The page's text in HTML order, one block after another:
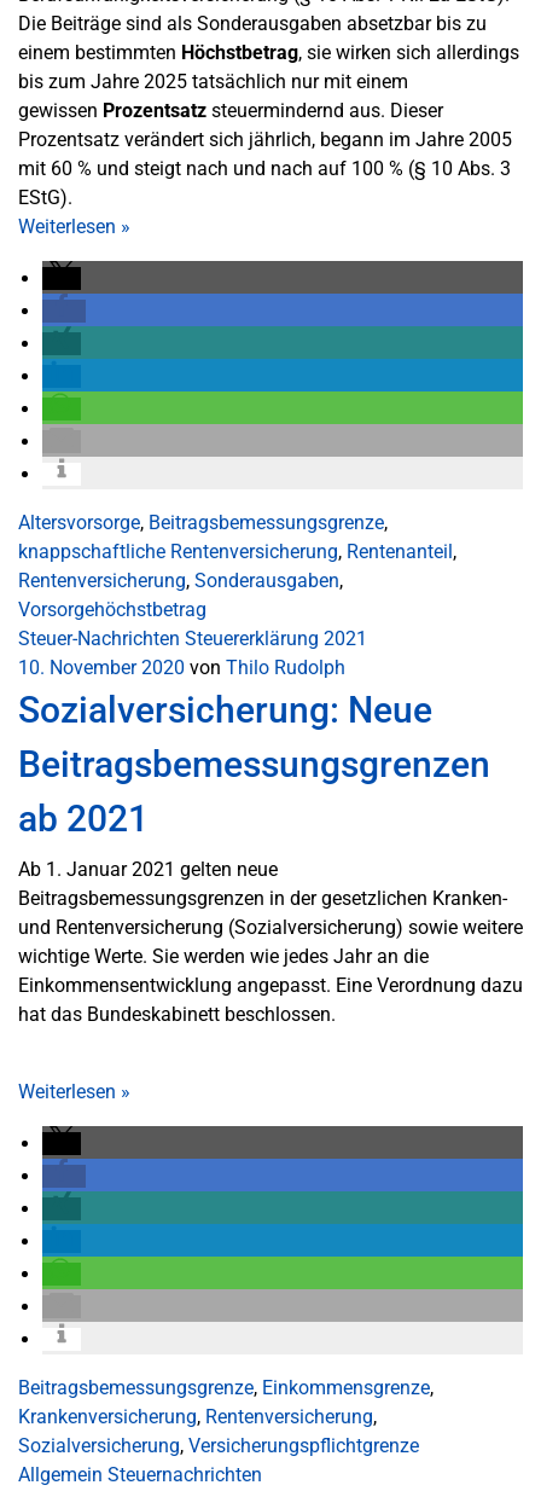
Die Beiträge sind als Sonderausgaben absetzbar bis zu
einem bestimmten Höchstbetrag, sie wirken sich allerdings
bis zum Jahre 2025 tatsächlich nur mit einem
gewissen Prozentsatz steuermindernd aus. Dieser
Prozentsatz verändert sich jährlich, begann im Jahre 2005
mit 60 % und steigt nach und nach auf 100 % (§ 10 Abs. 3
EStG).
Weiterlesen »
Altersvorsorge, Beitragsbemessungsgrenze,
knappschaftliche Rentenversicherung, Rentenanteil,
Rentenversicherung, Sonderausgaben,
Vorsorgehöchstbetrag
Steuer-Nachrichten Steuererklärung 2021
10. November 2020 von Thilo Rudolph
Sozialversicherung: Neue
Beitragsbemessungsgrenzen
ab 2021
Ab 1. Januar 2021 gelten neue
Beitragsbemessungsgrenzen in der gesetzlichen Kranken-
und Rentenversicherung (Sozialversicherung) sowie weitere
wichtige Werte. Sie werden wie jedes Jahr an die
Einkommensentwicklung angepasst. Eine Verordnung dazu
hat das Bundeskabinett beschlossen.
Weiterlesen »
Beitragsbemessungsgrenze, Einkommensgrenze,
Krankenversicherung, Rentenversicherung,
Sozialversicherung, Versicherungspflichtgrenze
Allgemein Steuernachrichten